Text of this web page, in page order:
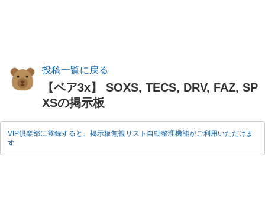
投稿一覧に戻る
【ベア3x】 SOXS, TECS, DRV, FAZ, SP
XSの掲示板
VIP倶楽部に登録すると、掲示板無視リスト自動整理機能がご利用いただけま
す